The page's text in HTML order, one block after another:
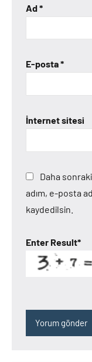
Ad*
E-posta*
İnternet sitesi
Daha
adım, e-posta
kaydedilsin.
Enter Result*